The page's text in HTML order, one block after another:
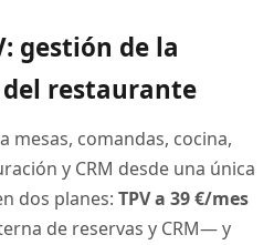
gestión de la
restaurante
mesas, comandas, cocina,
y CRM desde una única
dos planes: TPV a 39 €/mes
de reservas y CRM— y